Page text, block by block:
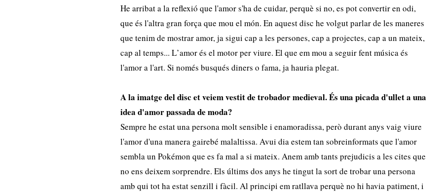
He arribat a la reflexió que l'amor s'ha de cuidar, perquè si no, es pot convertir en odi,
que és l'altra gran força que mou el món. En aquest disc he volgut parlar de les maneres
que tenim de mostrar amor, ja sigui cap a les persones, cap a projectes, cap a un mateix,
cap al temps... L’amor és el motor per viure. El que em mou a seguir fent música és
l'amor a l'art. Si només busqués diners o fama, ja hauria plegat.
A la imatge del disc et veiem vestit de trobador medieval.És una picada d'ullet a una
idea d'amorpassada de moda?
Sempre he estat una persona molt sensible i enamoradissa, però durant anys vaig viure
l'amor d'una manera gairebé malaltissa. Avui dia estem tan sobreinformats que l'amor
sembla un Pokémon que es fa mal a si mateix. Anem amb tants prejudicis a les cites que
no ens deixem sorprendre. Els últims dos anys he tingut la sort de trobar una persona
amb qui tot ha estat senzill i fàcil. Al principi em ratllava perquè no hi havia patiment, i